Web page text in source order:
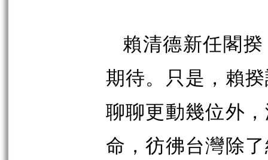
賴清德新任閣
期待。只是，賴
聊聊更動幾位外
命，彷彿台灣除